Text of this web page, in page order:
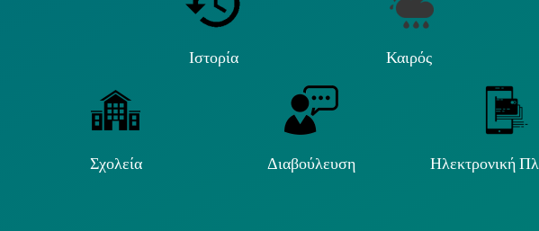
Ιστορία Καιρός
Σχολεία Διαβούλευση Ηλεκτρονική